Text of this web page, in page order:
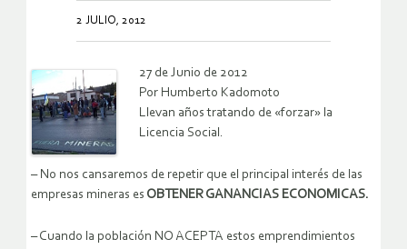
2 JULIO, 2012
27 de Junio de 2012
Por Humberto Kadomoto
Llevan años tratando de «forzar» la
Licencia Social.
– No nos cansaremos de repetir que el principal interés de las
empresas mineras es OBTENER GANANCIAS ECONOMICAS.
– Cuando la población NO ACEPTA estos emprendimientos